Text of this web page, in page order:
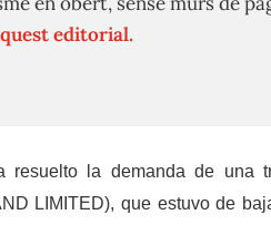
editorial.
la demanda de una
LIMITED), que estuvo de